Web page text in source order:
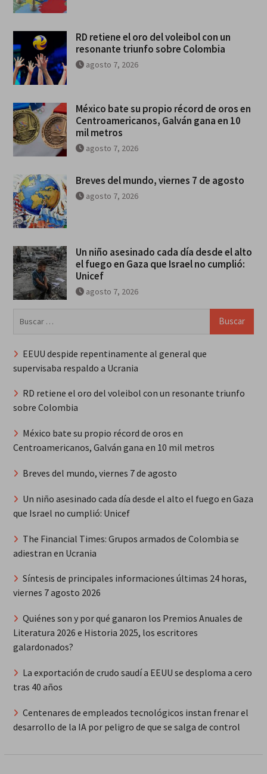
RD retiene el oro del voleibol con un
resonante triunfo sobre Colombia
agosto 7, 2026
México bate su propio récord de oros en
Centroamericanos, Galván gana en 10
mil metros
agosto 7, 2026
Breves del mundo, viernes 7 de agosto
agosto 7, 2026
Un niño asesinado cada día desde el alto
el fuego en Gaza que Israel no cumplió:
Unicef
agosto 7, 2026
EEUU despide repentinamente al general que
supervisaba respaldo a Ucrania
RD retiene el oro del voleibol con un resonante triunfo
sobre Colombia
México bate su propio récord de oros en
Centroamericanos, Galván gana en 10 mil metros
Breves del mundo, viernes 7 de agosto
Un niño asesinado cada día desde el alto el fuego en Gaza
que Israel no cumplió: Unicef
The Financial Times: Grupos armados de Colombia se
adiestran en Ucrania
Síntesis de principales informaciones últimas 24 horas,
viernes 7 agosto 2026
Quiénes son y por qué ganaron los Premios Anuales de
Literatura 2026 e Historia 2025, los escritores
galardonados?
La exportación de crudo saudí a EEUU se desploma a cero
tras 40 años
Centenares de empleados tecnológicos instan frenar el
desarrollo de la IA por peligro de que se salga de control